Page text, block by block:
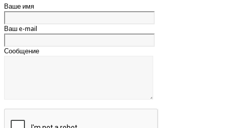
Ваше имя
Ваш e-mail
Сообщение